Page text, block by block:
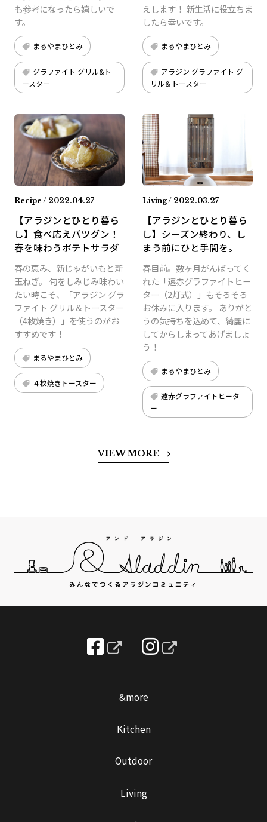
も参考になったら嬉しいで
す。
まるやまひとみ
グラファイト グリル&ト
ースター
えします！ 新生活に役立ちま
したら幸いです。
まるやまひとみ
アラジン グラファイト グ
リル＆トースター
Recipe / 2022.04.27
【アラジンとひとり暮ら
し】食べ応えバツグン！
春を味わうポテトサラダ
春の恵み、新じゃがいもと新
玉ねぎ。 旬をしみじみ味わい
たい時こそ、「アラジン グラ
ファイト グリル＆トースター
（4枚焼き）」を使うのがお
すすめです！
まるやまひとみ
４枚焼きトースター
Living / 2022.03.27
【アラジンとひとり暮ら
し】シーズン終わり、し
まう前にひと手間を。
春目前。数ヶ月がんばってく
れた「遠赤グラファイトヒー
ター（2灯式）」もそろそろ
お休みに入ります。 ありがと
うの気持ちを込めて、綺麗に
してからしまってあげましょ
う！
まるやまひとみ
遠赤グラファイトヒータ
ー
VIEW MORE
&more
Kitchen
Outdoor
Living